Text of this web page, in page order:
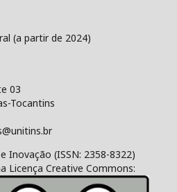
(a partir de 2024)
03
Tocantins
Inovação (ISSN: 2358-8322)
Licença Creative Commons: